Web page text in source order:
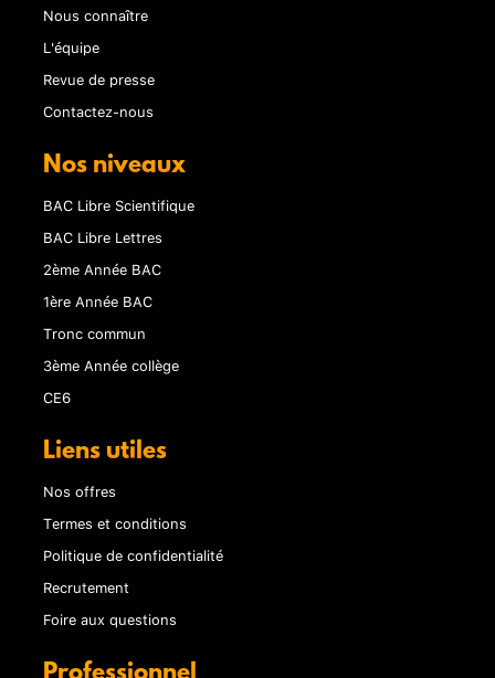
Nous connaître
L'équipe
Revue de presse
Contactez-nous
Nos niveaux
BAC Libre Scientifique
BAC Libre Lettres
2ème Année BAC
1ère Année BAC
Tronc commun
3ème Année collège
CE6
Liens utiles
Nos offres
Termes et conditions
Politique de confidentialité
Recrutement
Foire aux questions